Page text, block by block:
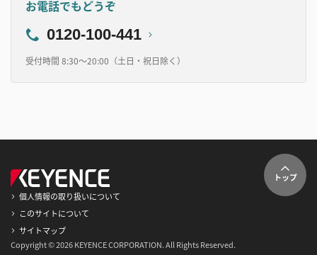
お電話でもどうぞ
0120-100-441
受付時間 8:30～20:00（土日・祝日除く）
トップ
個人情報の取り扱いについて
このサイトについて
サイトマップ
Copyright © 2026 KEYENCE CORPORATION. All Rights Reserved.